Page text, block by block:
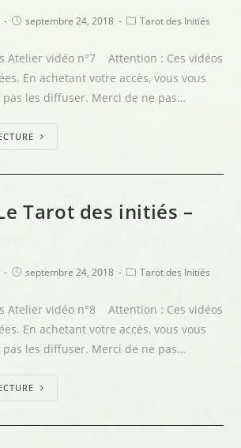
septembre 24, 2018 Tarot des Initiés
Atelier vidéo n°7 Attention : Ces vidéos
En achetant votre accès, vous vous
pas les diffuser. Merci de ne pas…
Tarot des initiés –
septembre 24, 2018 Tarot des Initiés
Atelier vidéo n°8 Attention : Ces vidéos
En achetant votre accès, vous vous
pas les diffuser. Merci de ne pas…